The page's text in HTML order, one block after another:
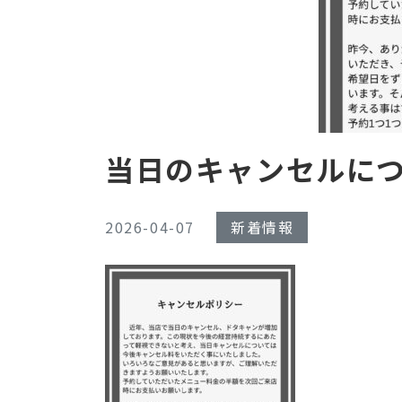
当日のキャンセルに
2026-04-07 新着情報